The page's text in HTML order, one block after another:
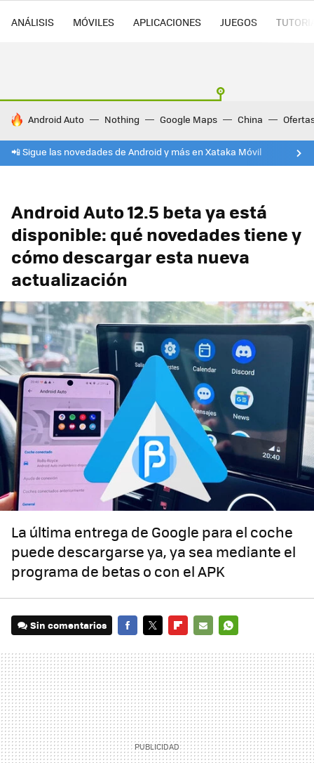
ANÁLISIS MÓVILES APLICACIONES JUEGOS
HOY SE HABLA DE
Android Auto Nothing Google Maps China
📲 Sigue las novedades de Android y más en Xataka Móvil
Android Auto 12.5 beta ya está
disponible: qué novedades tiene y
cómo descargar esta nueva
actualización
La última entrega de Google para el coche
puede descargarse ya, ya sea mediante el
programa de betas o con el APK
Sin comentarios
MAIL